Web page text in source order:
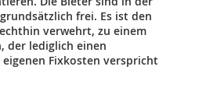
frei. Es ist den
verwehrt, zu einem
der lediglich einen
Fixkosten verspricht